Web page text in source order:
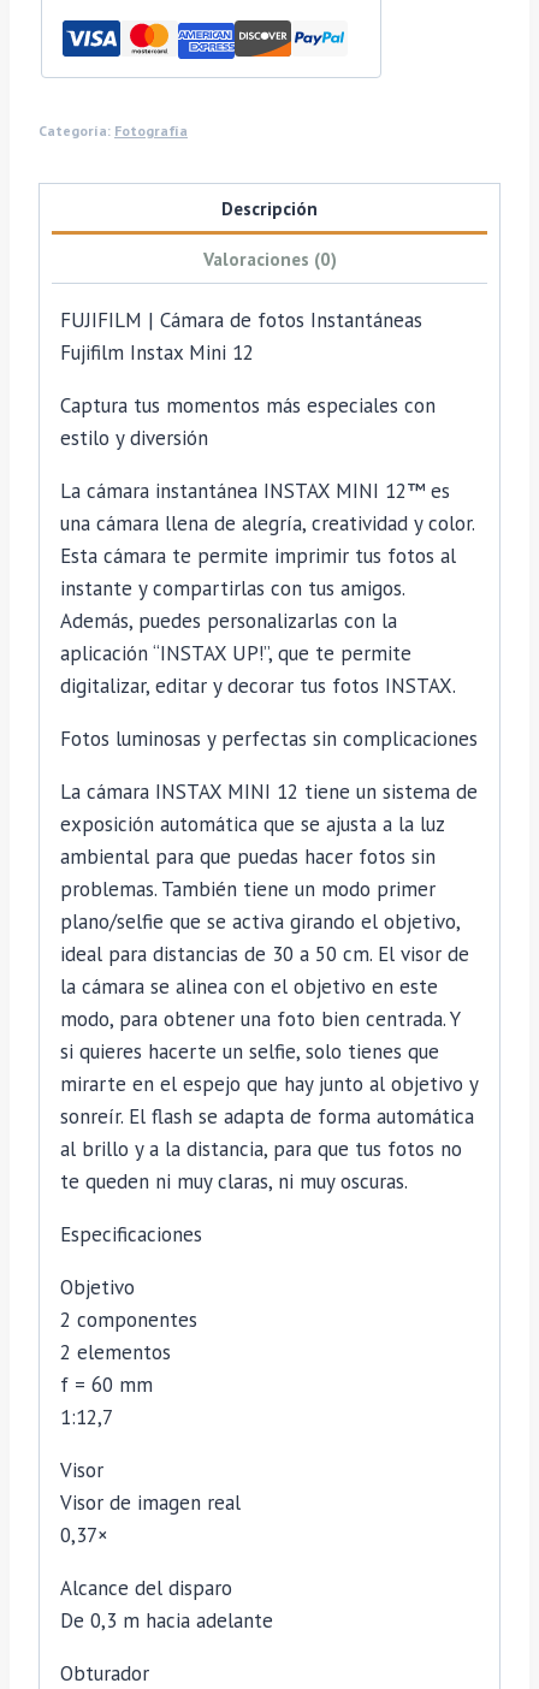
Categoría: Fotografía
Descripción
Valoraciones (0)
FUJIFILM | Cámara de fotos Instantáneas
Fujifilm Instax Mini 12
Captura tus momentos más especiales con
estilo y diversión
La cámara instantánea INSTAX MINI 12™ es
una cámara llena de alegría, creatividad y color.
Esta cámara te permite imprimir tus fotos al
instante y compartirlas con tus amigos.
Además, puedes personalizarlas con la
aplicación “INSTAX UP!”, que te permite
digitalizar, editar y decorar tus fotos INSTAX.
Fotos luminosas y perfectas sin complicaciones
La cámara INSTAX MINI 12 tiene un sistema de
exposición automática que se ajusta a la luz
ambiental para que puedas hacer fotos sin
problemas. También tiene un modo primer
plano/selfie que se activa girando el objetivo,
ideal para distancias de 30 a 50 cm. El visor de
la cámara se alinea con el objetivo en este
modo, para obtener una foto bien centrada. Y
si quieres hacerte un selfie, solo tienes que
mirarte en el espejo que hay junto al objetivo y
sonreír. El flash se adapta de forma automática
al brillo y a la distancia, para que tus fotos no
te queden ni muy claras, ni muy oscuras.
Especificaciones
Objetivo
2 componentes
2 elementos
f = 60 mm
1:12,7
Visor
Visor de imagen real
0,37×
Alcance del disparo
De 0,3 m hacia adelante
Obturador